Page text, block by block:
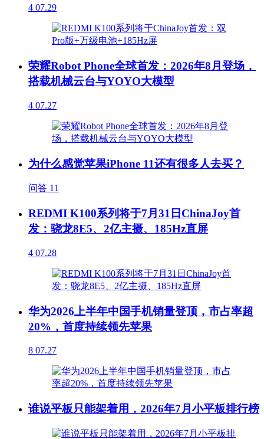
4 07.29
荣耀Robot Phone全球首发：2026年8月登场，
搭载机械云台与YOYO大模型
4 07.27
为什么感觉苹果iPhone 11还有很多人去买？
问答 11
REDMI K100系列将于7月31日ChinaJoy首
发：骁龙8E5、2亿主摄、185Hz直屏
4 07.28
华为2026上半年中国手机销量登顶，市占率超
20%，首度持续领先苹果
8 07.27
谁说平板只能架着用，2026年7月小平板排行榜